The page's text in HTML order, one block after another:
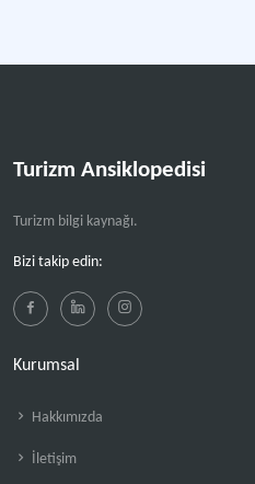
Turizm Ansiklopedisi
Turizm bilgi kaynağı.
Bizi takip edin:
Kurumsal
Hakkımızda
İletişim